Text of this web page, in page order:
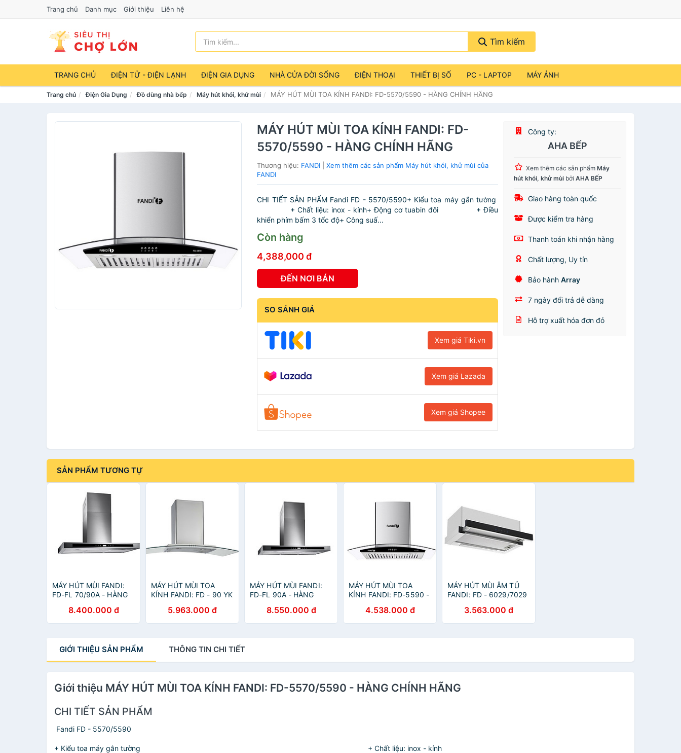
Trang chủ Danh mục Giới thiệu Liên hệ
Tìm kiếm
TRANG CHỦ ĐIỆN TỬ - ĐIỆN LẠNH ĐIỆN GIA DỤNG NHÀ CỬA ĐỜI SỐNG ĐIỆN THOẠI THIẾT BỊ SỐ PC - LAPTOP MÁY ẢNH
Trang chủ Điện Gia Dụng Đồ dùng nhà bếp Máy hút khói, khử mùi MÁY HÚT MÙI TOA KÍNH FANDI: FD-5570/5590 - HÀNG CHÍNH HÃNG
MÁY HÚT MÙI TOA KÍNH FANDI: FD-
5570/5590 - HÀNG CHÍNH HÃNG
Thương hiệu: FANDI |Xem thêm các sản phẩm Máy hút khói, khử mùi của
FANDI
CHI TIẾT SẢN PHẨM Fandi FD - 5570/5590+ Kiểu toa máy gắn tường
+ Chất liệu: inox - kính+ Động cơ tuabin đôi + Điều
khiển phím bấm 3 tốc độ+ Công suấ...
Còn hàng
4,388,000 đ
ĐẾN NƠI BÁN
SO SÁNH GIÁ
Xem giá Tiki.vn
Xem giá Lazada
Xem giá Shopee
Công ty:
AHA BẾP
Xem thêm các sản phẩmMáy
hút khói, khử mùi bởiAHA BẾP
Giao hàng toàn quốc
Được kiểm tra hàng
Thanh toán khi nhận hàng
Chất lượng, Uy tín
Bảo hànhArray
7 ngày đổi trả dễ dàng
Hỗ trợ xuất hóa đơn đỏ
SẢN PHẨM TƯƠNG TỰ
MÁY HÚT MÙI FANDI:
FD-FL 70/90A - HÀNG
8.400.000 đ
MÁY HÚT MÙI TOA
KÍNH FANDI: FD - 90 YK
5.963.000 đ
MÁY HÚT MÙI FANDI:
FD-FL 90A - HÀNG
8.550.000 đ
MÁY HÚT MÙI TOA
KÍNH FANDI: FD-5590 -
4.538.000 đ
MÁY HÚT MÙI ÂM TỦ
FANDI: FD - 6029/7029
3.563.000 đ
GIỚI THIỆU SẢN PHẨM THÔNG TIN CHI TIẾT
Giới thiệu MÁY HÚT MÙI TOA KÍNH FANDI: FD-5570/5590 - HÀNG CHÍNH HÃNG
CHI TIẾT SẢN PHẨM
Fandi FD - 5570/5590
+ Kiểu toa máy gắn tường + Chất liệu: inox - kính